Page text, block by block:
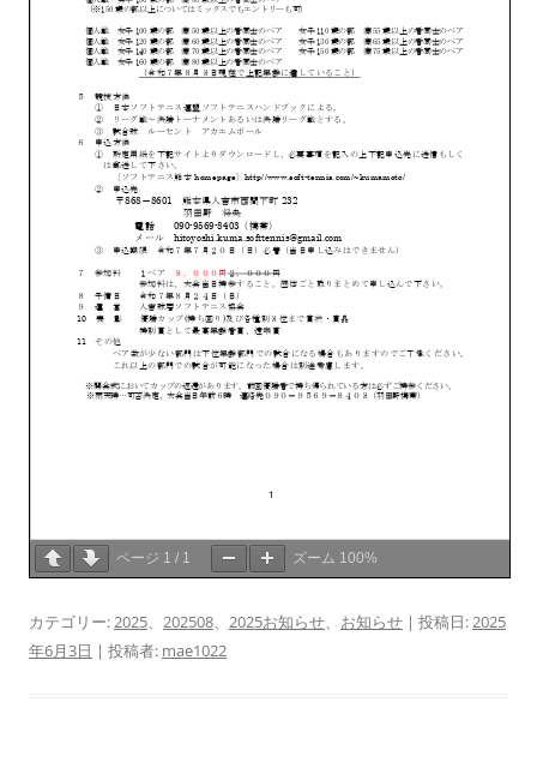
ページ 1 / 1 ズーム 100%
カテゴリー:2025、 202508、 2025お知らせ、 お知らせ | 投稿日:2025
年6月3日 | 投稿者: mae1022